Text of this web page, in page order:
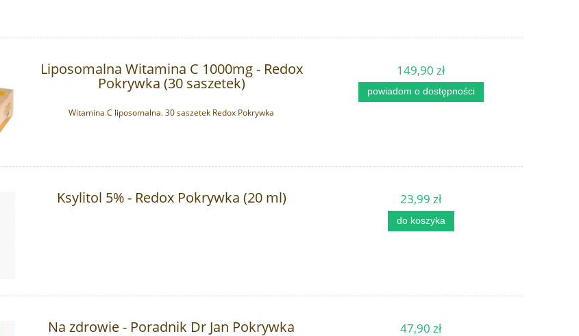
Liposomalna Witamina C 1000mg - Redox
Pokrywka (30 saszetek)
Witamina C liposomalna. 30 saszetek Redox Pokrywka
149,90 zł
powiadom o dostępności
Ksylitol 5% - Redox Pokrywka (20 ml) 23,99 zł
do koszyka
Na zdrowie - Poradnik Dr Jan Pokrywka 47,90 zł